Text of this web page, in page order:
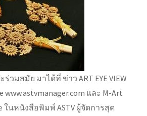
วมสมัย มาได้ที่ ข่าว ART EYE VIEW
www.astvmanager.com และ M-Art
ในหนังสือพิมพ์ ASTV ผู้จัดการสุด